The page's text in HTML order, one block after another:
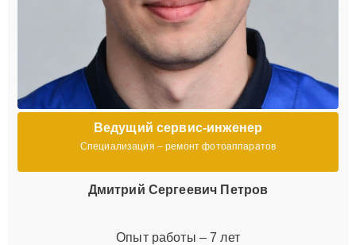
Ведущий сервис-инженер
Специализация – ремонт фотоаппаратов
Дмитрий Сергеевич Петров
Опыт работы – 7 лет